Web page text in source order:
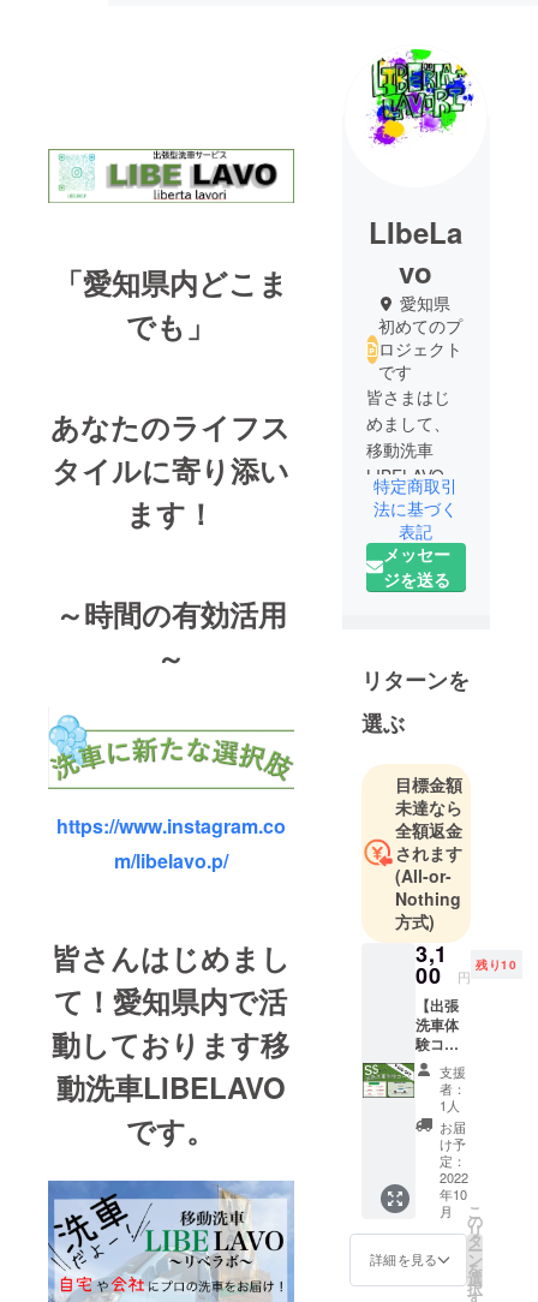
「愛知県内どこま
でも」
あなたのライフス
タイルに寄り添い
ます！
～時間の有効活用
～
https://www.instagram.co
m/libelavo.p/
皆さんはじめまし
て！愛知県内で活
動しております移
動洗車LIBELAVO
です。
LIbeLa
vo
愛知県
初めてのプ
ロジェクト
です
皆さまはじ
めまして、
移動洗車
LIBELAVOで
す。趣味や
仕事中の時
間を使って
車をキレイ
識！ついに
洗車は呼ぶ
時代に！
特定商取引
法に基づく
表記
メッセー
ジを送る
リターンを
選ぶ
目標金額
未達なら
全額返金
されます
(All-or-
Nothing
方式)
3,1
00 円
残り10
【出張
洗車体
験コー
ス
￥500-
OFF】
「SSサ
イズ」
スタン
ダード
コー
ス！
３６０
０円→
３１０
０円 出
支援
者：
1人
お届
け予
定：
2022
年10
月
詳細を見る
こ
の
リ
タ
ー
ン
を
選
択